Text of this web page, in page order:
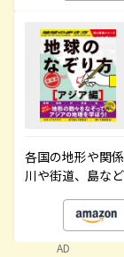
各国の地形や関
川や街道、島な
AD